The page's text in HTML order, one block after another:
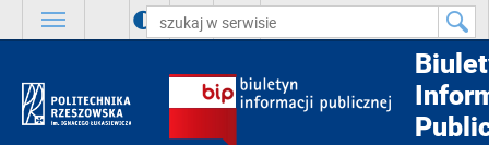
A A A